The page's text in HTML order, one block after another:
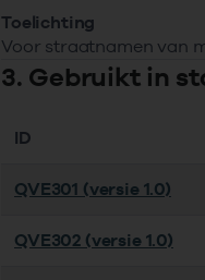
Toelichting
Voor straatnamen van
3. Gebruikt in
ID
QVE301 (versie 1.0)
QVE302 (versie 1.0)